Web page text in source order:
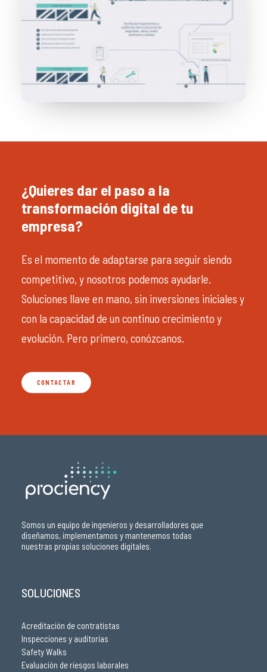
¿Quieres dar el paso a la
transformación digital de tu
empresa?
Es el momento de adaptarse para seguir siendo
competitivo, y nosotros podemos ayudarle.
Soluciones llave en mano, sin inversiones iniciales y
con la capacidad de un continuo crecimiento y
evolución. Pero primero, conózcanos.
CONTACTAR
Somos un equipo de ingenieros y desarrolladores que
diseñamos, implementamos y mantenemos todas
nuestras propias soluciones digitales.
SOLUCIONES
Acreditación de contratistas
Inspecciones y auditorías
Safety Walks
Evaluación de riesgos laborales